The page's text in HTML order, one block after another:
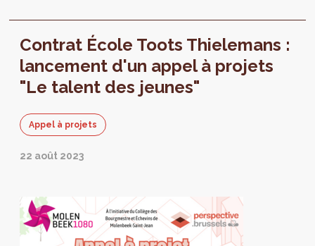
Contrat École Toots Thielemans :
lancement d'un appel à projets
"Le talent des jeunes"
Appel à projets
22 août 2023